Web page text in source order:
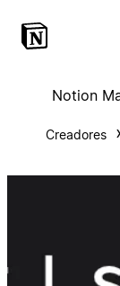
Notion
Creadores